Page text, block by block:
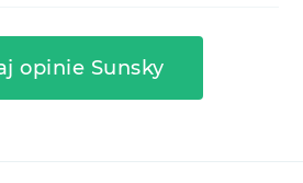
opinie Sunsky